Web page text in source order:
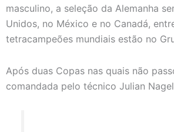
masculino, a seleção da Alemanha
Unidos, no México e no Canadá,
tetracampeões mundiais estão no
Após duas Copas nas quais não
comandada pelo técnico Julian